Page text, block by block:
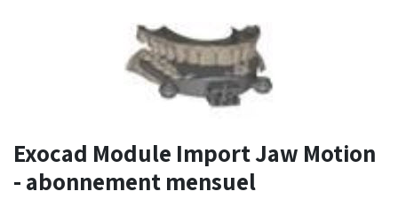
Exocad Module Import Jaw Motion
- abonnement mensuel